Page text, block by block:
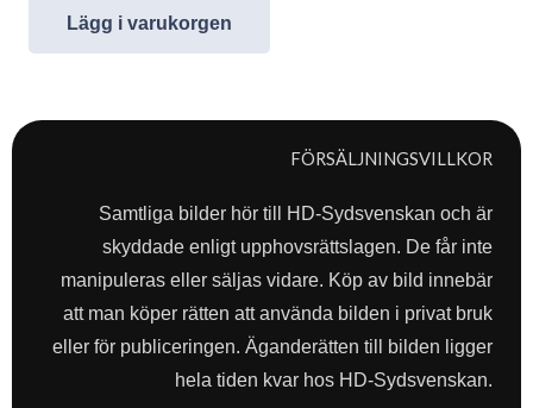
Lägg i varukorgen
FÖRSÄLJNINGSVILLKOR
Samtliga bilder hör till HD-Sydsvenskan och är
skyddade enligt upphovsrättslagen. De får inte
manipuleras eller säljas vidare. Köp av bild innebär
att man köper rätten att använda bilden i privat bruk
eller för publiceringen. Äganderätten till bilden ligger
hela tiden kvar hos HD-Sydsvenskan.